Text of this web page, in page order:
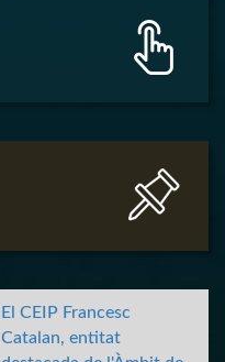
El CEIP Francesc
Catalan, entitat